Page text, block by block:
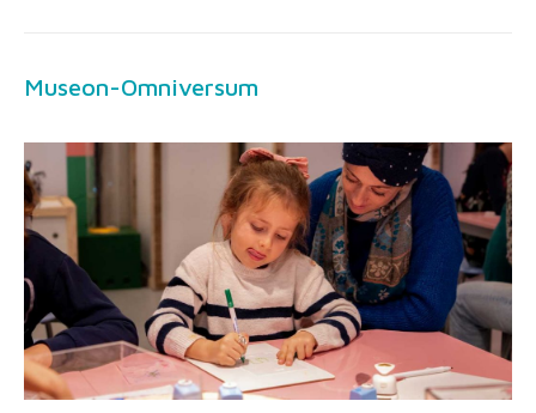
Museon-Omniversum